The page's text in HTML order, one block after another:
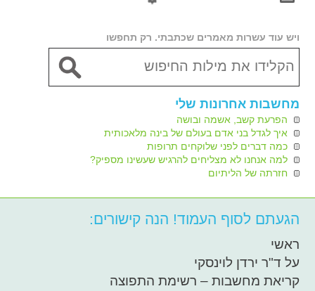
ויש עוד עשרות מאמרים שכתבתי. רק תחפשו
מחשבות אחרונות שלי
הפרעת קשב, אשמה ובושה
איך לגדל בני אדם בעולם של בינה מלאכותית
כמה דברים לפני שלוקחים תרופות
למה אנחנו לא מצליחים להרגיש שעשינו מספיק?
חזרתה של הליתיום
הגעתם לסוף העמוד! הנה קישורים:
ראשי
על ד"ר ירדן לוינסקי
קריאת מחשבות – רשימת התפוצה